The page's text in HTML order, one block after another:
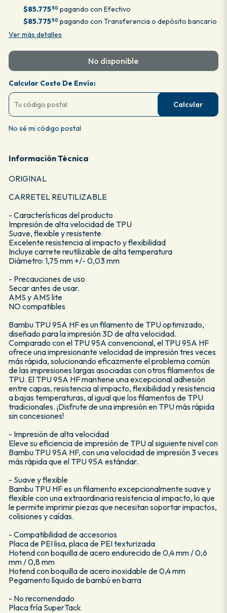
$85.77550 pagando con Efectivo
$85.77550 pagando con Transferencia o depósito bancario
Ver más detalles
No disponible
Calcular Costo De Envío:
Calcular
No sé mi código postal
Información Técnica
ORIGINAL
CARRETEL REUTILIZABLE
- Características del producto
Impresión de alta velocidad de TPU
Suave, flexible y resistente
Excelente resistencia al impacto y flexibilidad
Incluye carrete reutilizable de alta temperatura
Diámetro: 1,75 mm +/- 0,03 mm
- Precauciones de uso
Secar antes de usar.
AMS y AMS lite
NO compatibles
Bambu TPU 95A HF es un filamento de TPU optimizado,
diseñado para la impresión 3D de alta velocidad.
Comparado con el TPU 95A convencional, el TPU 95A HF
ofrece una impresionante velocidad de impresión tres veces
más rápida, solucionando eficazmente el problema común
de las impresiones largas asociadas con otros filamentos de
TPU. El TPU 95A HF mantiene una excepcional adhesión
entre capas, resistencia al impacto, flexibilidad y resistencia
a bajas temperaturas, al igual que los filamentos de TPU
tradicionales. ¡Disfrute de una impresión en TPU más rápida
sin concesiones!
- Impresión de alta velocidad
Eleve su eficiencia de impresión de TPU al siguiente nivel con
Bambu TPU 95A HF, con una velocidad de impresión 3 veces
más rápida que el TPU 95A estándar.
- Suave y flexible
Bambu TPU HF es un filamento excepcionalmente suave y
flexible con una extraordinaria resistencia al impacto, lo que
le permite imprimir piezas que necesitan soportar impactos,
colisiones y caídas.
- Compatibilidad de accesorios
Placa de PEI lisa, placa de PEI texturizada
Hotend con boquilla de acero endurecido de 0,4 mm / 0,6
mm / 0,8 mm
Hotend con boquilla de acero inoxidable de 0,4 mm
Pegamento líquido de bambú en barra
- No recomendado
Placa fría SuperTack